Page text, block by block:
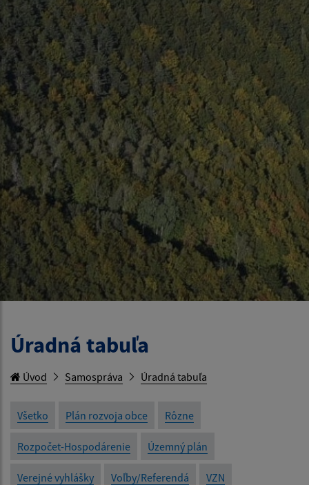
Úradná tabuľa
Úvod Samospráva Úradná tabuľa
Všetko Plán rozvoja obce Rôzne
Rozpočet-Hospodárenie Územný plán
Verejné vyhlášky Voľby/Referendá VZN